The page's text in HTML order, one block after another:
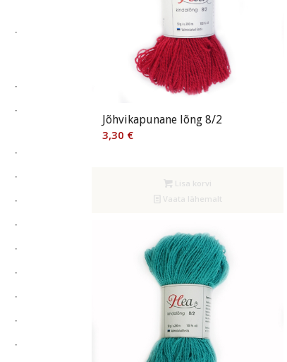
Jõhvikapunane lõng 8/2
3,30 €
Lisa korvi
Vaata lähemalt